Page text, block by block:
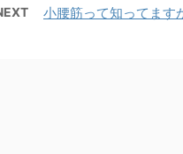
小腰筋って知ってま